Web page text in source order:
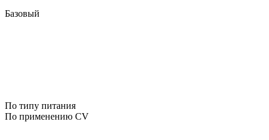
Базовый
По типу питания
По применению CV